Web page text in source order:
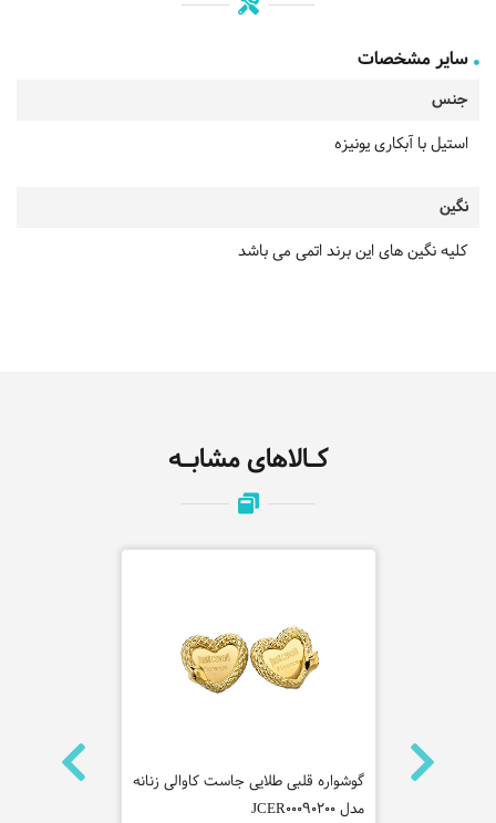
سایر مشخصات
جنس
استیل با آبکاری یونیزه
نگین
کلیه نگین های این برند اتمی می باشد
کـالاهای مشابـه
گردنبند
گوشواره قلبی طلایی جاست کاوالی زنانه
مدل JCER00090200